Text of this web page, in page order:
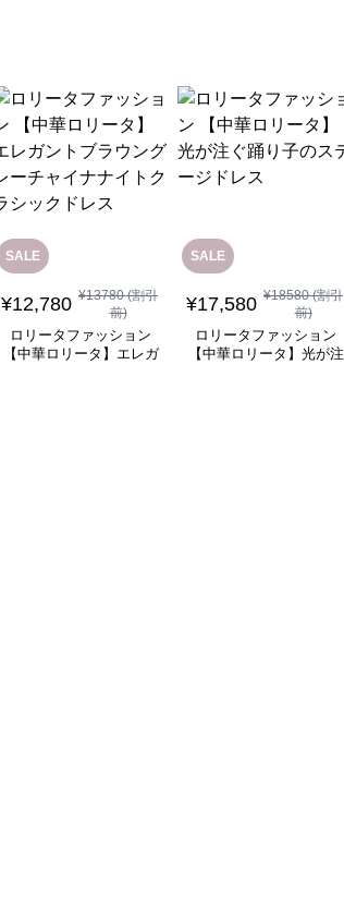
SALE
¥12,780 ¥13780(割引
前)
ロリータファッション
【中華ロリータ】エレガ
SALE
¥17,580 ¥18580(割引
前)
ロリータファッション
【中華ロリータ】光が注